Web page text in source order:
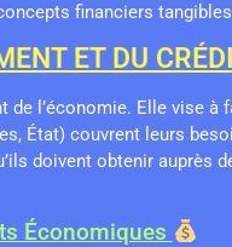
financiers
ET DU
l’économie. Elle vise à
État) couvrent leurs
doivent obtenir auprès
Économiques